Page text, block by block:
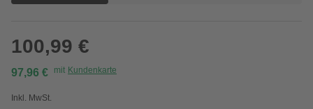
100,99 €
97,96 € mit Kundenkarte
Inkl. MwSt.